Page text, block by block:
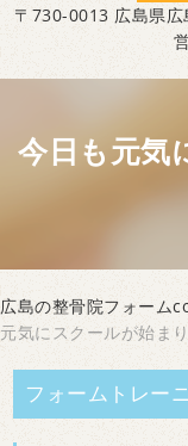
〒730-0013 広島県
今日も元気
広島の整骨院フォー
元気にスクールが始ま
フォームトレー